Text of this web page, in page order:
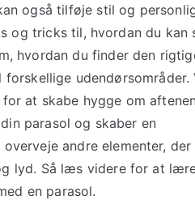
også tilføje stil og
og tricks til, hvordan du kan
hvordan du finder den
udendørsområder.
at skabe hygge om
parasol og skaber en
andre elementer, der
lyd. Så læs videre for at
en parasol.